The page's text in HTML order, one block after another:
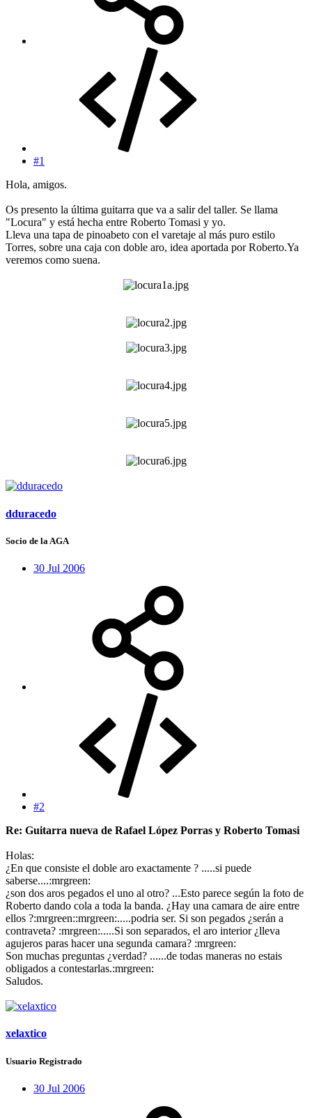
#1
Hola, amigos.
Os presento la última guitarra que va a salir del taller. Se llama
"Locura" y está hecha entre Roberto Tomasi y yo.
Lleva una tapa de pinoabeto con el varetaje al más puro estilo
Torres, sobre una caja con doble aro, idea aportada por Roberto.Ya
veremos como suena.
dduracedo
Socio de la AGA
30 Jul 2006
#2
Re: Guitarra nueva de Rafael López Porras y Roberto Tomasi
Holas:
¿En que consiste el doble aro exactamente ? .....si puede
saberse....:mrgreen:
¿son dos aros pegados el uno al otro? ...Esto parece según la foto de
Roberto dando cola a toda la banda. ¿Hay una camara de aire entre
ellos ?:mrgreen::mrgreen:.....podria ser. Si son pegados ¿serán a
contraveta? :mrgreen:.....Si son separados, el aro interior ¿lleva
agujeros paras hacer una segunda camara? :mrgreen:
Son muchas preguntas ¿verdad? ......de todas maneras no estais
obligados a contestarlas.:mrgreen:
Saludos.
xelaxtico
Usuario Registrado
30 Jul 2006